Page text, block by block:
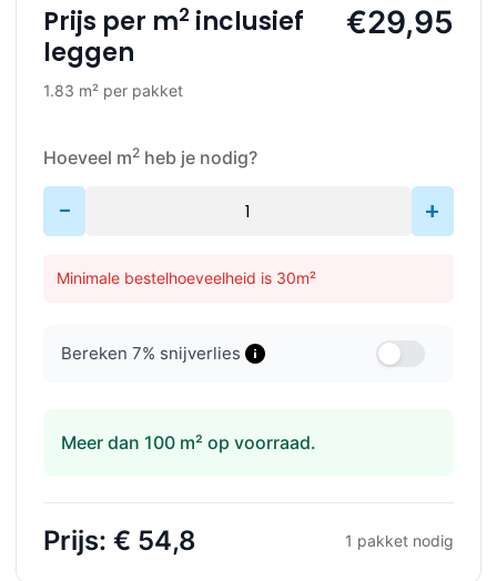
Prijs per m2 inclusief
leggen
1.83 m² per pakket
€29,95
Hoeveel m2 heb je nodig?
- +
Minimale bestelhoeveelheid is 30m²
Bereken 7% snijverlies
Meer dan 100 m² op voorraad.
Prijs: € 54,8 1 pakket nodig